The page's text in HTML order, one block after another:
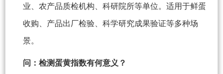
业、农产品质检机构、科研院所等单位。适用于鲜蛋
收购、产品出厂检验、科学研究成果验证等多种场
景。
问：检测蛋黄指数有何意义？